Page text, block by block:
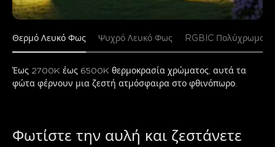
Θερμό Λευκό Φως Ψυχρό Λευκό Φως RGBIC Πολύχρωμο
Έως 2700K έως 6500K θερμοκρασία χρώματος, αυτά τα
φώτα φέρνουν μια ζεστή ατμόσφαιρα στο φθινόπωρο.
Φωτίστε την αυλή και ζεστάνετε